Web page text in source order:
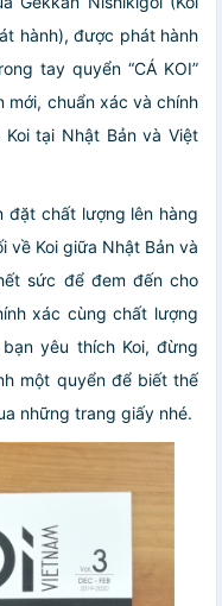
hành), được phát hành
tay quyển “CÁ KOI”
chuẩn xác và chính
tại Nhật Bản và Việt
đặt chất lượng lên hàng
về Koi giữa Nhật Bản và
sức để đem đến cho
xác cùng chất lượng
yêu thích Koi, đừng
một quyển để biết thế
những trang giấy nhé.